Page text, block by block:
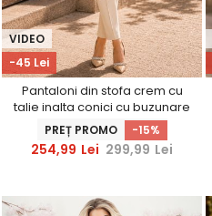
-45 Lei
VIDEO
Pantaloni din stofa crem cu
talie inalta conici cu buzunare
false - StarShinerS
PREȚ PROMO -15%
254,99 Lei 299,99 Lei